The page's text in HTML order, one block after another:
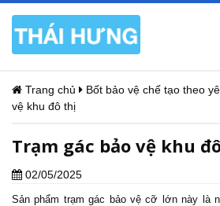
Trang chủ Bốt bảo vệ chế tạo theo
vệ khu đô thị
Trạm gác bảo vệ khu
02/05/2025
Sản phẩm trạm gác bảo vệ cỡ lớn này là